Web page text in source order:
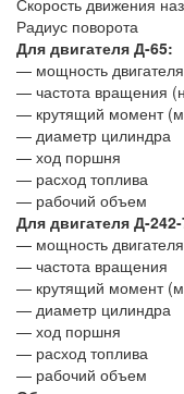
Скорость движения
Радиус поворота
Для двигателя Д-65:
— мощность двигателя
— частота вращения
— крутящий момент
— диаметр цилиндра
— ход поршня
— расход топлива
— рабочий объем
Для двигателя Д-
— мощность двигателя
— частота вращения
— крутящий момент
— диаметр цилиндра
— ход поршня
— расход топлива
— рабочий объем